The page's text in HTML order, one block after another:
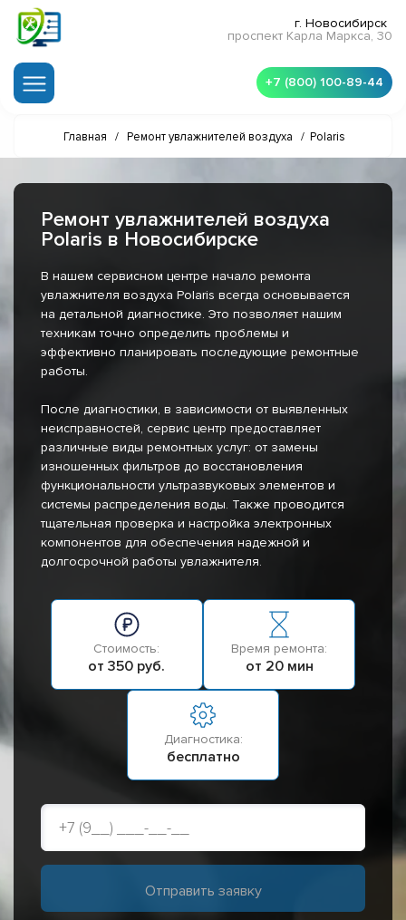
г. Новосибирск
проспект Карла Маркса, 30
+7 (800) 100-89-44
Главная / Ремонт увлажнителей воздуха / Polaris
Ремонт увлажнителей воздуха
Polaris в Новосибирске
В нашем сервисном центре начало ремонта
увлажнителя воздуха Polaris всегда основывается
на детальной диагностике. Это позволяет нашим
техникам точно определить проблемы и
эффективно планировать последующие ремонтные
работы.
После диагностики, в зависимости от выявленных
неисправностей, сервис центр предоставляет
различные виды ремонтных услуг: от замены
изношенных фильтров до восстановления
функциональности ультразвуковых элементов и
системы распределения воды. Также проводится
тщательная проверка и настройка электронных
компонентов для обеспечения надежной и
долгосрочной работы увлажнителя.
Стоимость:
от 350 руб.
Время ремонта:
от 20 мин
Диагностика:
бесплатно